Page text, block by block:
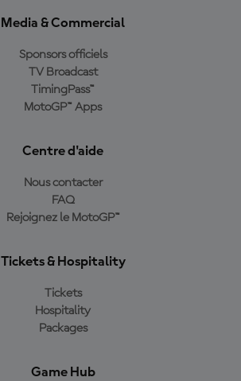
Media & Commercial
Sponsors officiels
TV Broadcast
TimingPass™
MotoGP™ Apps
Centre d'aide
Nous contacter
FAQ
Rejoignez le MotoGP™
Tickets & Hospitality
Tickets
Hospitality
Packages
Game Hub